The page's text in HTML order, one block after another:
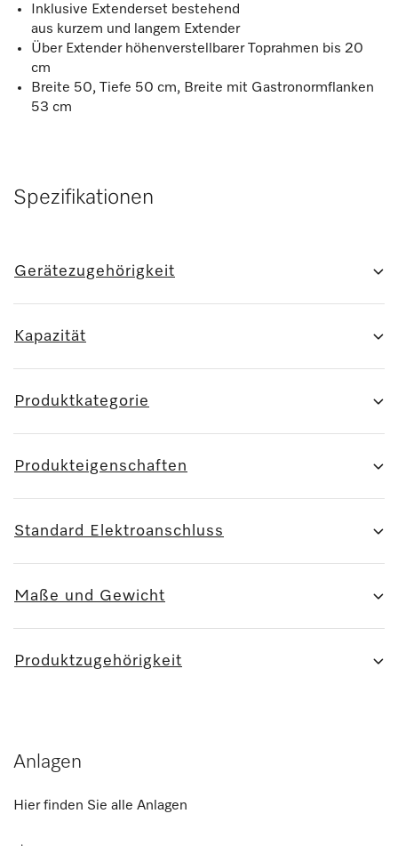
Inklusive Extenderset bestehend
aus kurzem und langem Extender
Über Extender höhenverstellbarer Toprahmen bis 20
cm
Breite 50, Tiefe 50 cm, Breite mit Gastronormflanken
53 cm
Spezifikationen
Gerätezugehörigkeit
Kapazität
Produktkategorie
Produkteigenschaften
Standard Elektroanschluss
Maße und Gewicht
Produktzugehörigkeit
Anlagen
Hier finden Sie alle Anlagen